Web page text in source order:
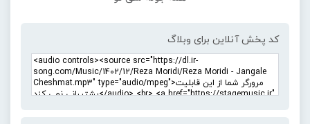
کد پخش آنلاین برای وبلاگ